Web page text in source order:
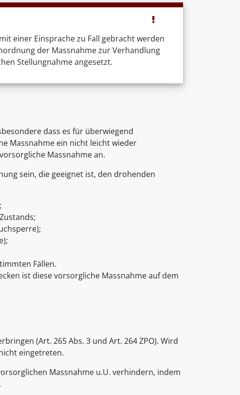
einer Einsprache zu Fall gebracht werden
der Massnahme zur Verhandlung
Stellungnahme angesetzt.
dass es für überwiegend
Massnahme ein nicht leicht wieder
Massnahme an.
sein, die geeignet ist, den drohenden
Fällen.
ist diese vorsorgliche Massnahme auf dem
(Art. 265 Abs. 3 und Art. 264 ZPO). Wird
eingetreten.
Massnahme u.U. verhindern, indem